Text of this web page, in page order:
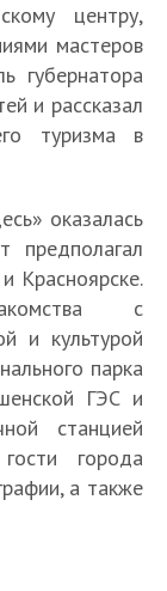
центру,
мастеров
губернатора
и рассказал
туризма в
оказалась
предполагал
Красноярске.
с
и культурой
парка
ГЭС и
станцией
города
а также